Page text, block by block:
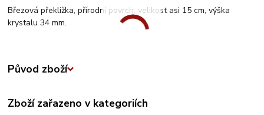
Březová překližka, přírodní povrch, velikost asi 15 cm, výška
krystalu 34 mm.
Původ zboží
Zboží zařazeno v kategoriích